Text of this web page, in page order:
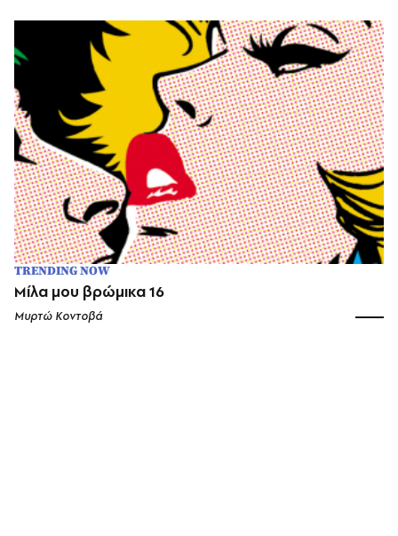
TRENDING NOW
Μίλα μου βρώμικα 16
Μυρτώ Κοντοβά